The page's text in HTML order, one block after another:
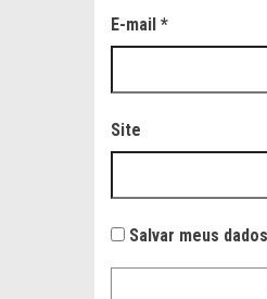
E-mail *
Site
Salvar meus